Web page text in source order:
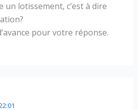
un lotissement, c’est à dire
pour votre réponse.